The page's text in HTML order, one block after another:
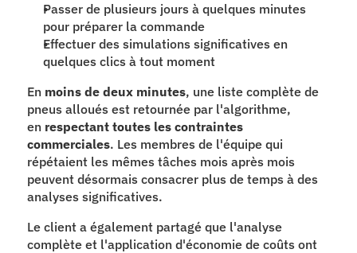
Passer de plusieurs jours à quelques minutes
pour préparer la commande
Effectuer des simulations significatives en
quelques clics à tout moment
En moins de deux minutes, une liste complète de
pneus alloués est retournée par l'algorithme,
en respectant toutes les contraintes
commerciales. Les membres de l'équipe qui
répétaient les mêmes tâches mois après mois
peuvent désormais consacrer plus de temps à des
analyses significatives.
Le client a également partagé que l'analyse
complète et l'application d'économie de coûts ont